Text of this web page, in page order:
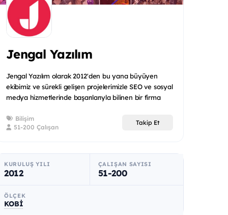
Jengal Yazılım
Jengal Yazılım olarak 2012'den bu yana büyüyen
ekibimiz ve sürekli gelişen projelerimizle SEO ve sosyal
medya hizmetlerinde başarılarıyla bilinen bir firma
Bilişim
51-200 Çalışan
Takip Et
KURULUŞ YILI
2012
ÇALIŞAN SAYISI
51-200
ÖLÇEK
KOBİ